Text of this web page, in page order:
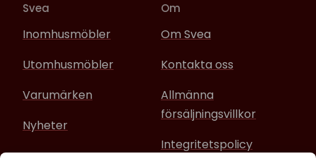
Svea
Inomhusmöbler
Utomhusmöbler
Varumärken
Nyheter
Om
Om Svea
Kontakta oss
Allmänna
försäljningsvillkor
Integritetspolicy